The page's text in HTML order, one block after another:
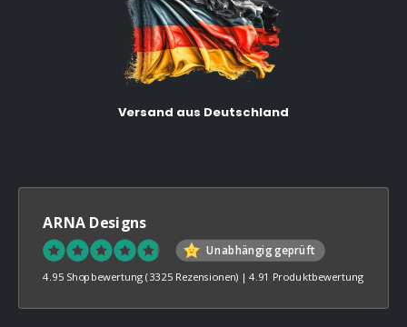
Versand aus Deutschland
ARNA Designs
Unabhängig geprüft
4.95 Shopbewertung (3325 Rezensionen) |4.91 Produktbewertung